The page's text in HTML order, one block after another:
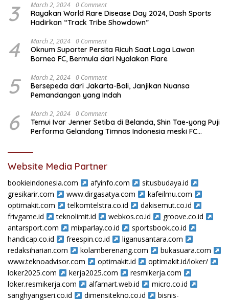
3 March 2, 2024 0 Comment
Rayakan World Rare Disease Day 2024, Dash Sports
Hadirkan “Track Tribe Showdown”
4 March 2, 2024 0 Comment
Oknum Suporter Persita Ricuh Saat Laga Lawan
Borneo FC, Bermula dari Nyalakan Flare
5 March 2, 2024 0 Comment
Bersepeda dari Jakarta-Bali, Janjikan Nuansa
Pemandangan yang Indah
6 March 2, 2024 0 Comment
Temui Ivar Jenner Setiba di Belanda, Shin Tae-yong Puji
Performa Gelandang Timnas Indonesia meski FC
Website Media Partner
bookieindonesia.com afyinfo.com
situsbudaya.id
gresikarir.com
www.dirgasatya.com
kafeilmu.com
optimakit.com
telkomtelstra.co.id
dakisemut.co.id
frivgame.id
teknolimit.id webkos.co.id
groove.co.id
antarsport.com
mixparlay.co.id
sportsbook.co.id
handicap.co.id
freespin.co.id
liganusantara.com
redaksiharian.com
kolamberenang.com
bukasuara.com
www.teknoadvisor.com
optimakit.id
optimakit.id/loker/
loker2025.com
kerja2025.com
resmikerja.com
loker.resmikerja.com
alfamart.web.id
micro.co.id
sanghyangseri.co.id
dimensitekno.co.id
bisnis-